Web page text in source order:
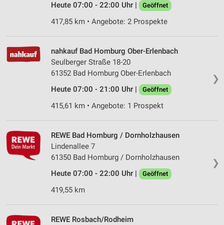
Heute 07:00 - 22:00 Uhr |
Geöffnet
417,85 km • Angebote: 2 Prospekte
❯
nahkauf Bad Homburg Ober-Erlenbach
Seulberger Straße 18-20
61352 Bad Homburg Ober-Erlenbach
Heute 07:00 - 21:00 Uhr |
Geöffnet
415,61 km • Angebote: 1 Prospekt
❯
REWE Bad Homburg / Dornholzhausen
Lindenallee 7
61350 Bad Homburg / Dornholzhausen
Heute 07:00 - 22:00 Uhr |
Geöffnet
419,55 km
REWE Rosbach/Rodheim